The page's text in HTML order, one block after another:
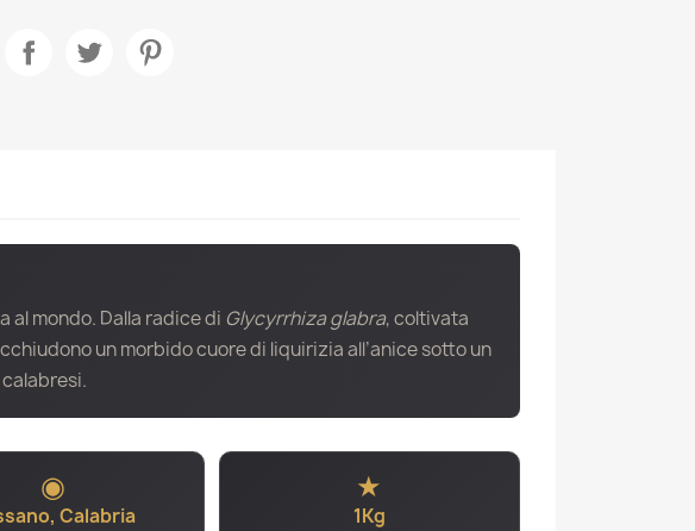
al mondo. Dalla radice di Glycyrrhiza glabra, coltivata
un morbido cuore di liquirizia all’anice sotto un
◉
Calabria
★
1Kg